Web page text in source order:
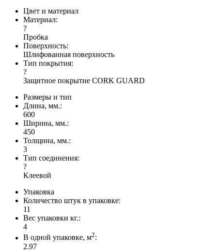
Цвет и материал
Материал:
?
Пробка
Поверхность:
Шлифованная поверхность
Тип покрытия:
?
Защитное покрытие CORK GUARD
Размеры и тип
Длина, мм.:
600
Ширина, мм.:
450
Толщина, мм.:
3
Тип соединения:
?
Клеевой
Упаковка
Количество штук в упаковке:
11
Вес упаковки кг.:
4
В одной упаковке, м2:
2.97